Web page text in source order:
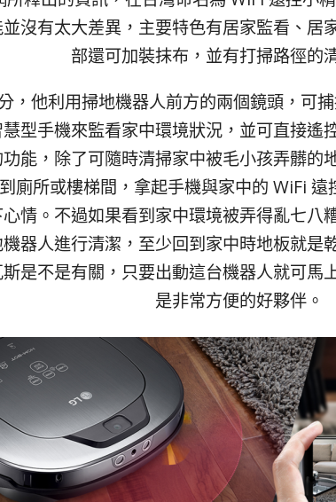
沒有太大差異，主要特色有居家監看、居
部還可加裝抹布，並有打掃路徑的
，他利用掃地機器人前方的兩個鏡頭，可
型手機來監看家中環境狀況，並可直接遙
能，除了可隨時清掃家中被毛小孩弄髒的
廁所或樓梯間，拿起手機與家中的 WiFi
情。不過如果看到家中環境被弄得亂七八
器人進行清潔，至少回到家中時地板就是
是不是有關，只要出動這台機器人就可馬
是非常方便的好夥伴。